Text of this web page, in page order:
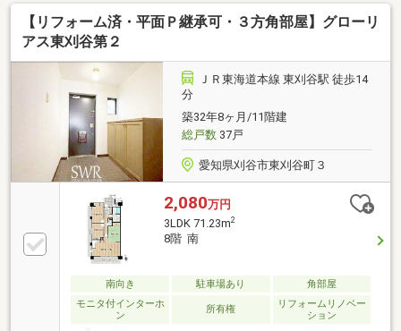
に嬉しい♪・安城市立梨の里小学校まで徒歩9分(約
720m)・安城市立篠目中学校まで徒歩20分(約
1600m)・ファミリーマート安城篠目童子店まで徒歩2
13分(約980m)・スギドラッグ 三河安城店まで徒歩3分
(約170m)・豊田信用金庫まで徒歩17分(約1300m)
【リフォーム済・平面Ｐ継承可・３方角部屋】グローリ
アス東刈谷第２
ＪＲ東海道本線 東刈谷駅 徒歩14
分
築32年8ヶ月/11階建
総戸数37戸
愛知県刈谷市東刈谷町３
2,080万円
3LDK 71.23m2
8階 南
南向き 駐車場あり
角部屋
モニタ付インターホ
ン
所有権
リフォームリノベー
ション